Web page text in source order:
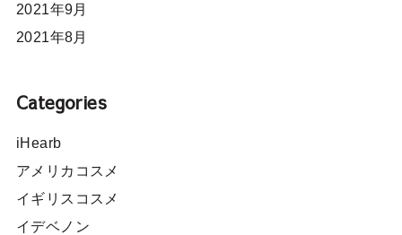
2021年9月
2021年8月
Categories
iHearb
アメリカコスメ
イギリスコスメ
イデベノン